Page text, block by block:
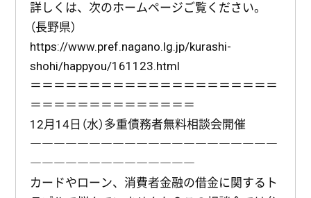
詳しくは、次のホームページご覧ください。
（長野県）
https://www.pref.nagano.lg.jp/kurashi-
shohi/happyou/161123.html
＝＝＝＝＝＝＝＝＝＝＝＝＝＝＝＝＝＝＝＝＝
＝＝＝＝＝＝＝＝＝＝＝＝＝＝
12月14日（水）多重債務者無料相談会開催
―――――――――――――――――――――
――――――――――――――
カードやローン、消費者金融の借金に関するト